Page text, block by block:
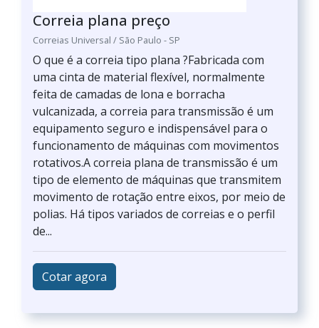
Correia plana preço
Correias Universal / São Paulo - SP
O que é a correia tipo plana ?Fabricada com
uma cinta de material flexível, normalmente
feita de camadas de lona e borracha
vulcanizada, a correia para transmissão é um
equipamento seguro e indispensável para o
funcionamento de máquinas com movimentos
rotativos.A correia plana de transmissão é um
tipo de elemento de máquinas que transmitem
movimento de rotação entre eixos, por meio de
polias. Há tipos variados de correias e o perfil
de...
Cotar agora